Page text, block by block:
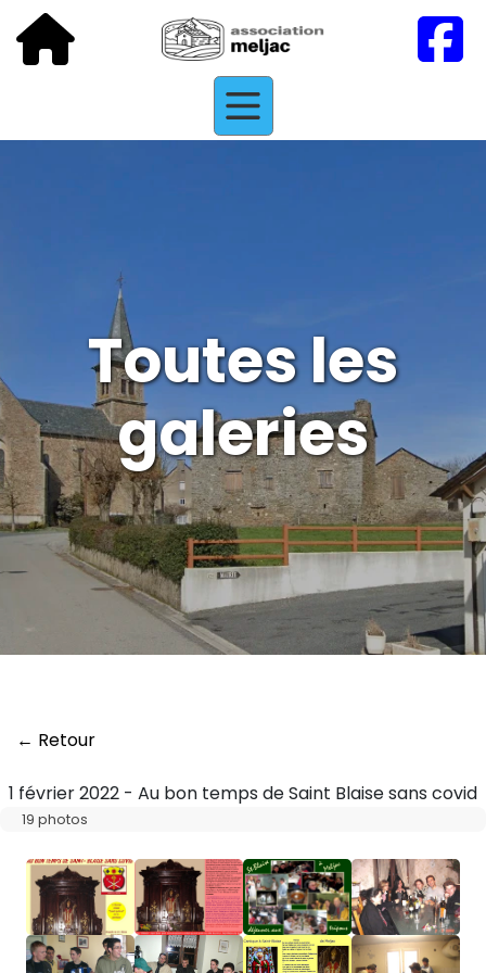
Toutes les
galeries
← Retour
1 février 2022 - Au bon temps de Saint Blaise sans covid
19 photos